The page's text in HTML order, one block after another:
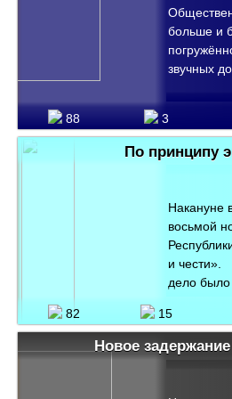
год за
пойдёт в
на многие
высокой,
не
сходили
надо
в этот раз
завоевав
больше и
звучных
88 3
По принципу
Накануне
восьмой
и
дело
советом
при
который
бывший
82 15
Новое